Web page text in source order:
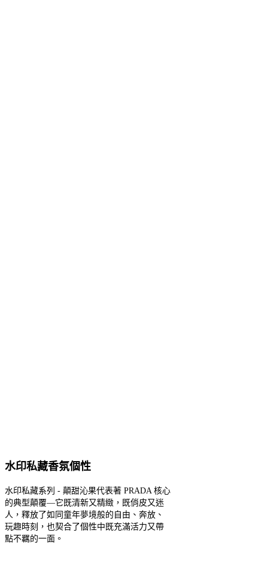
水印私藏香氛個性
水印私藏系列 - 顛甜沁果代表著 PRADA 核心
的典型顛覆—它既清新又精緻，既俏皮又迷
人，釋放了如同童年夢境般的自由、奔放、
玩趣時刻，也契合了個性中既充滿活力又帶
點不羈的一面。